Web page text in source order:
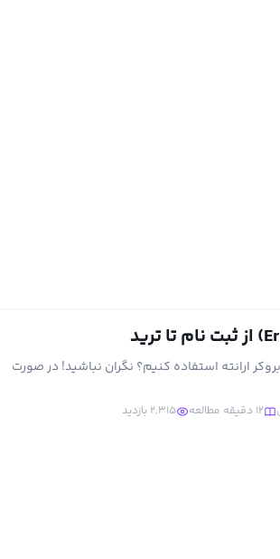
ارانته استفاده کنیم؟ نگران نباشید! در صورت
۱۲ دقیقه مطالعه ۲,۳۱۵ بازدید